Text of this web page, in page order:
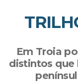
Em Troia
distintos que